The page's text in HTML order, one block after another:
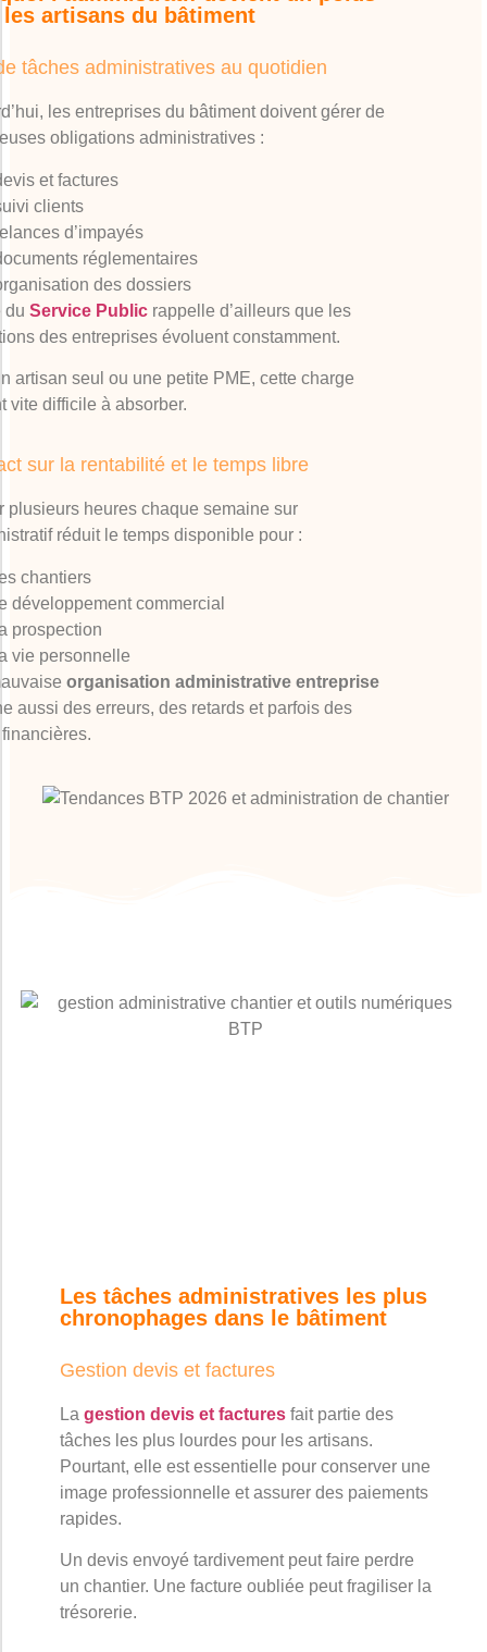
artisans du bâtiment
tâches administratives au quotidien
les entreprises du bâtiment doivent gérer de
obligations administratives :
et factures
clients
d’impayés
réglementaires
des dossiers
du Service Public rappelle d’ailleurs que les
des entreprises évoluent constamment.
artisan seul ou une petite PME, cette charge
vite difficile à absorber.
sur la rentabilité et le temps libre
plusieurs heures chaque semaine sur
réduit le temps disponible pour :
chantiers
développement commercial
prospection
vie personnelle
organisation administrative entreprise
aussi des erreurs, des retards et parfois des
Les tâches administratives les plus
chronophages dans le bâtiment
Gestion devis et factures
La gestion devis et factures fait partie des
tâches les plus lourdes pour les artisans.
Pourtant, elle est essentielle pour conserver une
image professionnelle et assurer des paiements
rapides.
Un devis envoyé tardivement peut faire perdre
un chantier. Une facture oubliée peut fragiliser la
trésorerie.